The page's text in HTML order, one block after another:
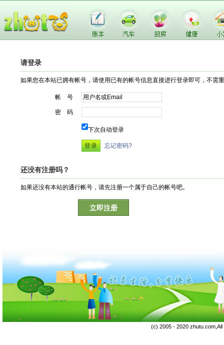
请登录
如果您在本站已拥有帐号，请使用已有的帐号信息直接进行登录即可，不需
帐 号
密 码
下次自动登录
忘记密码?
还没有注册吗？
如果还没有本站的通行帐号，请先注册一个属于自己的帐号吧。
立即注册
(c) 2005 - 2020